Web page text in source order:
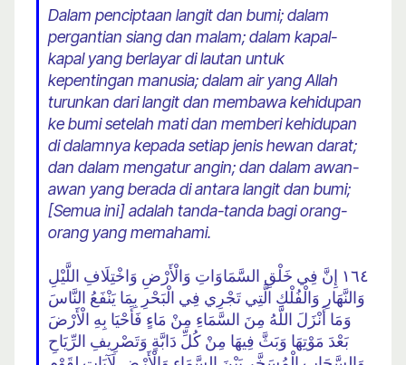
Dalam penciptaan langit dan bumi; dalam
pergantian siang dan malam; dalam kapal-
kapal yang berlayar di lautan untuk
kepentingan manusia; dalam air yang Allah
turunkan dari langit dan membawa kehidupan
ke bumi setelah mati dan memberi kehidupan
di dalamnya kepada setiap jenis hewan darat;
dan dalam mengatur angin; dan dalam awan-
awan yang berada di antara langit dan bumi;
[Semua ini] adalah tanda-tanda bagi orang-
orang yang memahami.
١٦٤ إِنَّ فِي خَلْقِ السَّمَاوَاتِ وَالْأَرْضِ وَاخْتِلَافِ اللَّيْلِ
وَالنَّهَارِ وَالْفُلْكِ الَّتِي تَجْرِي فِي الْبَحْرِ بِمَا يَنْفَعُ النَّاسَ
وَمَا أَنْزَلَ اللَّهُ مِنَ السَّمَاءِ مِنْ مَاءٍ فَأَحْيَا بِهِ الْأَرْضَ
بَعْدَ مَوْتِهَا وَبَثَّ فِيهَا مِنْ كُلِّ دَابَّةٍ وَتَصْرِيفِ الرِّيَاحِ